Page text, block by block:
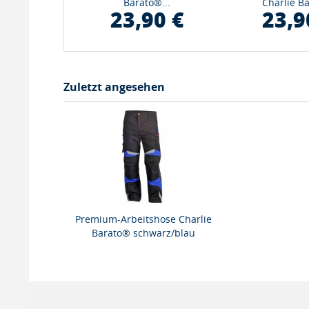
23,90 €
Zuletzt angesehen
Premium-Arbeitshose Charlie
Barato® schwarz/blau